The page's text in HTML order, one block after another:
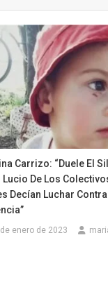
Carrizo: “duele El
Lucio De Los
Decían Luchar Contra
enero de 2023